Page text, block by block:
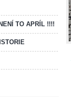
TO APRÍL !!!!